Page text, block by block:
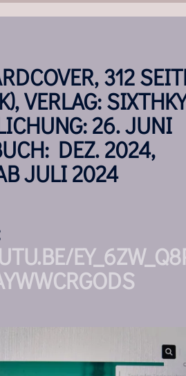
312
VERLAG:
26. JUNI
DEZ. 2024,
JULI 2024